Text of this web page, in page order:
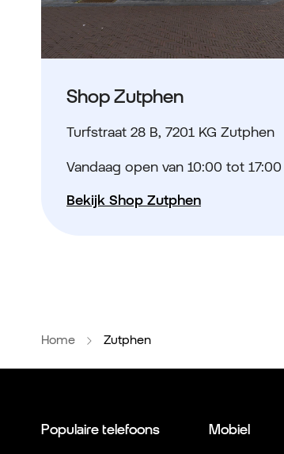
Shop Zutphen
Turfstraat 28 B, 7201 KG Zutphen
Vandaag open van 10:00 tot 17:00
Bekijk Shop Zutphen
Home Zutphen
Populaire telefoons Mobiel